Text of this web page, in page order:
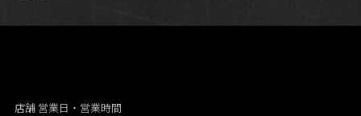
店舗 営業日・営業時間